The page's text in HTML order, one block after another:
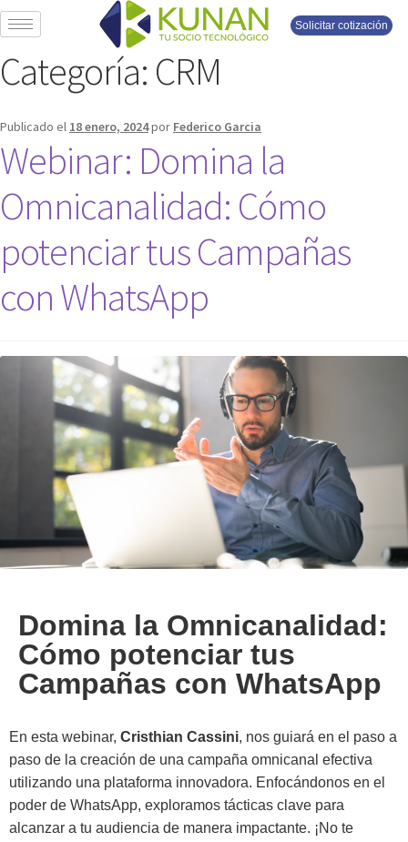
Solicitar cotización
Categoría: CRM
Publicado el 18 enero, 2024por Federico Garcia
Webinar: Domina la
Omnicanalidad: Cómo
potenciar tus Campañas
con WhatsApp
Domina la Omnicanalidad:
Cómo potenciar tus
Campañas con WhatsApp
En esta webinar, Cristhian Cassini, nos guiará en el paso a
paso de la creación de una campaña omnicanal efectiva
utilizando una plataforma innovadora. Enfocándonos en el
poder de WhatsApp, exploramos tácticas clave para
alcanzar a tu audiencia de manera impactante. ¡No te